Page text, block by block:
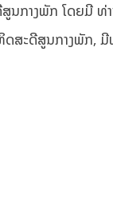
ນກາງພັກ ໂດຍມີ ທ່
ດສະດີສູນກາງພັກ,